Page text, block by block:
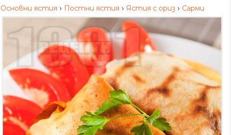
Основни ястия › Постни ястия › Ястия с ориз › Сарми